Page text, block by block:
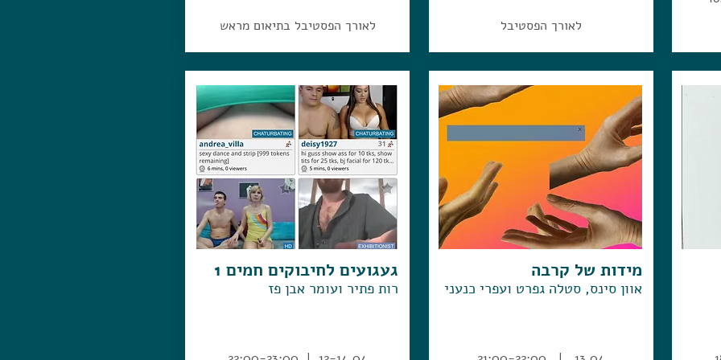
לאורך הפסטיבל
מידות של קרבה
אוון סינס, סטלה גפרט ועפרי כנעני
לאורך הפסטיבל בתיאום מראש
געגועים לחיבוקים חמים 1
רות פתיר ועומר אבן פז